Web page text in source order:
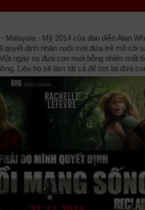
- Mỹ 2014 của đạo diễn Alan
định nhận nuôi một đứa trẻ mồ côi
ngày nọ đứa con nuôi bỗng nhiên mất
Liệu họ sẽ làm tất cả để tìm lại đứa